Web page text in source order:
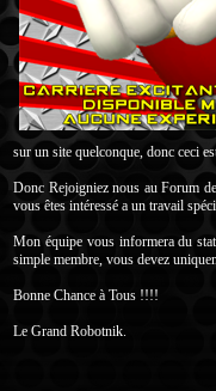
sur un site quelconque, donc ceci
Donc Rejoigniez nous au Forum
vous êtes intéressé a un travail
Mon équipe vous informera du
simple membre, vous devez
Bonne Chance à Tous !!!!
Le Grand Robotnik.